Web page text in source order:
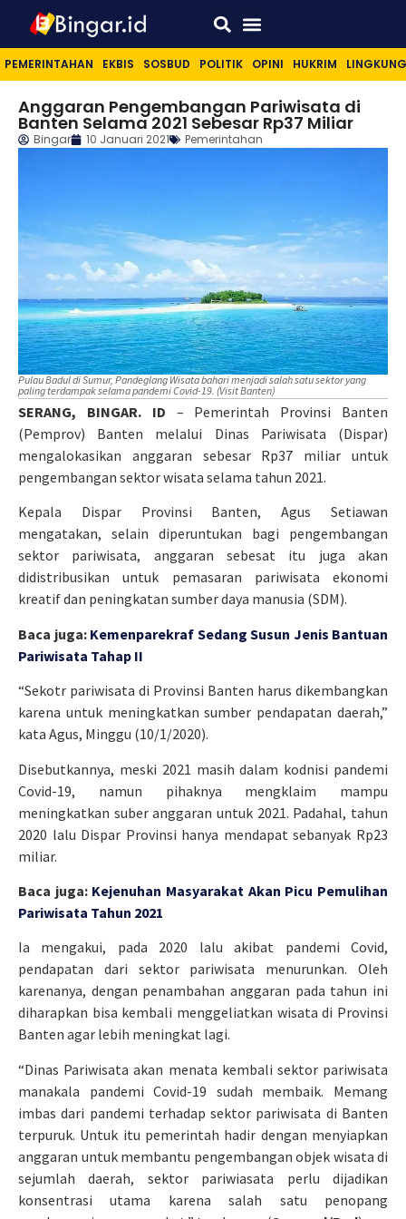
PEMERINTAHAN EKBIS SOSBUD POLITIK OPINI HUKRIM
Anggaran Pengembangan Pariwisata di
Banten Selama 2021 Sebesar Rp37 Miliar
Bingar 10 Januari 2021 Pemerintahan
Pulau Badul di Sumur, Pandeglang Wisata bahari menjadi salah satu sektor yang
paling terdampak selama pandemi Covid-19. (Visit Banten)
SERANG, BINGAR. ID – Pemerintah Provinsi Banten
(Pemprov) Banten melalui Dinas Pariwisata (Dispar)
mengalokasikan anggaran sebesar Rp37 miliar untuk
pengembangan sektor wisata selama tahun 2021.
Kepala Dispar Provinsi Banten, Agus Setiawan
mengatakan, selain diperuntukan bagi pengembangan
sektor pariwisata, anggaran sebesat itu juga akan
didistribusikan untuk pemasaran pariwisata ekonomi
kreatif dan peningkatan sumber daya manusia (SDM).
Baca juga: Kemenparekraf Sedang Susun Jenis Bantuan
Pariwisata Tahap II
“Sekotr pariwisata di Provinsi Banten harus dikembangkan
karena untuk meningkatkan sumber pendapatan daerah,”
kata Agus, Minggu (10/1/2020).
Disebutkannya, meski 2021 masih dalam kodnisi pandemi
Covid-19, namun pihaknya mengklaim mampu
meningkatkan suber anggaran untuk 2021. Padahal, tahun
2020 lalu Dispar Provinsi hanya mendapat sebanyak Rp23
miliar.
Baca juga: Kejenuhan Masyarakat Akan Picu Pemulihan
Pariwisata Tahun 2021
Ia mengakui, pada 2020 lalu akibat pandemi Covid,
pendapatan dari sektor pariwisata menurunkan. Oleh
karenanya, dengan penambahan anggaran pada tahun ini
diharapkan bisa kembali menggeliatkan wisata di Provinsi
Banten agar lebih meningkat lagi.
“Dinas Pariwisata akan menata kembali sektor pariwisata
manakala pandemi Covid-19 sudah membaik. Memang
imbas dari pandemi terhadap sektor pariwisata di Banten
terpuruk. Untuk itu pemerintah hadir dengan menyiapkan
anggaran untuk membantu pengembangan objek wisata di
sejumlah daerah, sektor pariwiasata perlu dijadikan
konsentrasi utama karena salah satu penopang